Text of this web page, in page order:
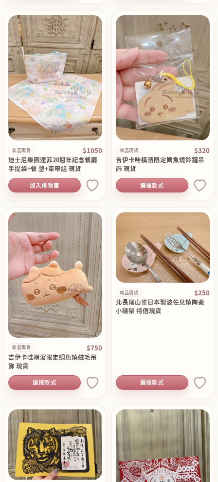
新品現貨 $1050
迪士尼樂園達菲20週年紀念餐廳
手提袋+餐 墊+束帶組 現貨
加入購物車
新品現貨 $320
吉伊卡哇橫濱限定鯛魚燒鈴鐺吊
飾 現貨
選擇款式
新品現貨 $750
吉伊卡哇橫濱限定鯛魚燒絨毛吊
飾 現貨
選擇款式
新品現貨 $250
北長尾山雀日本製波佐見燒陶瓷
小碟架 特價現貨
選擇款式